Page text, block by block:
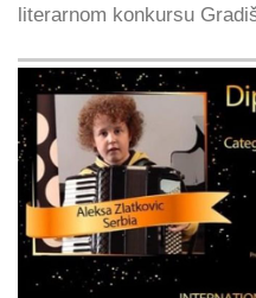
literarnom konkursu